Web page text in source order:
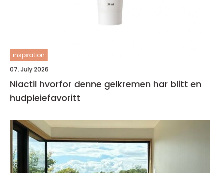
inspiration
07. July 2026
Niactil hvorfor denne gelkremen har blitt en
hudpleiefavoritt